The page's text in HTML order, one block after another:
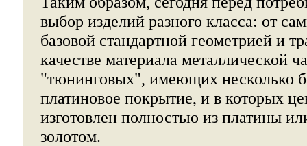
выбор изделий разного класса: от
базовой стандартной геометрией и
качестве материала металлической
"тюнинговых", имеющих несколько
платиновое покрытие, и в которых
изготовлен полностью из платины
золотом.